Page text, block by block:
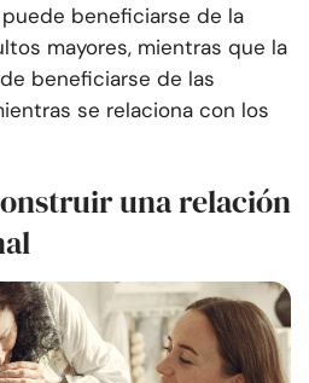
beneficiarse de la
mayores, mientras que la
beneficiarse de las
se relaciona con los
una relación